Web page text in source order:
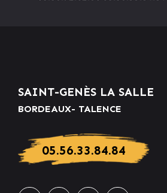
SAINT-GENÈS LA SALLE
BORDEAUX- TALENCE
05.56.33.84.84